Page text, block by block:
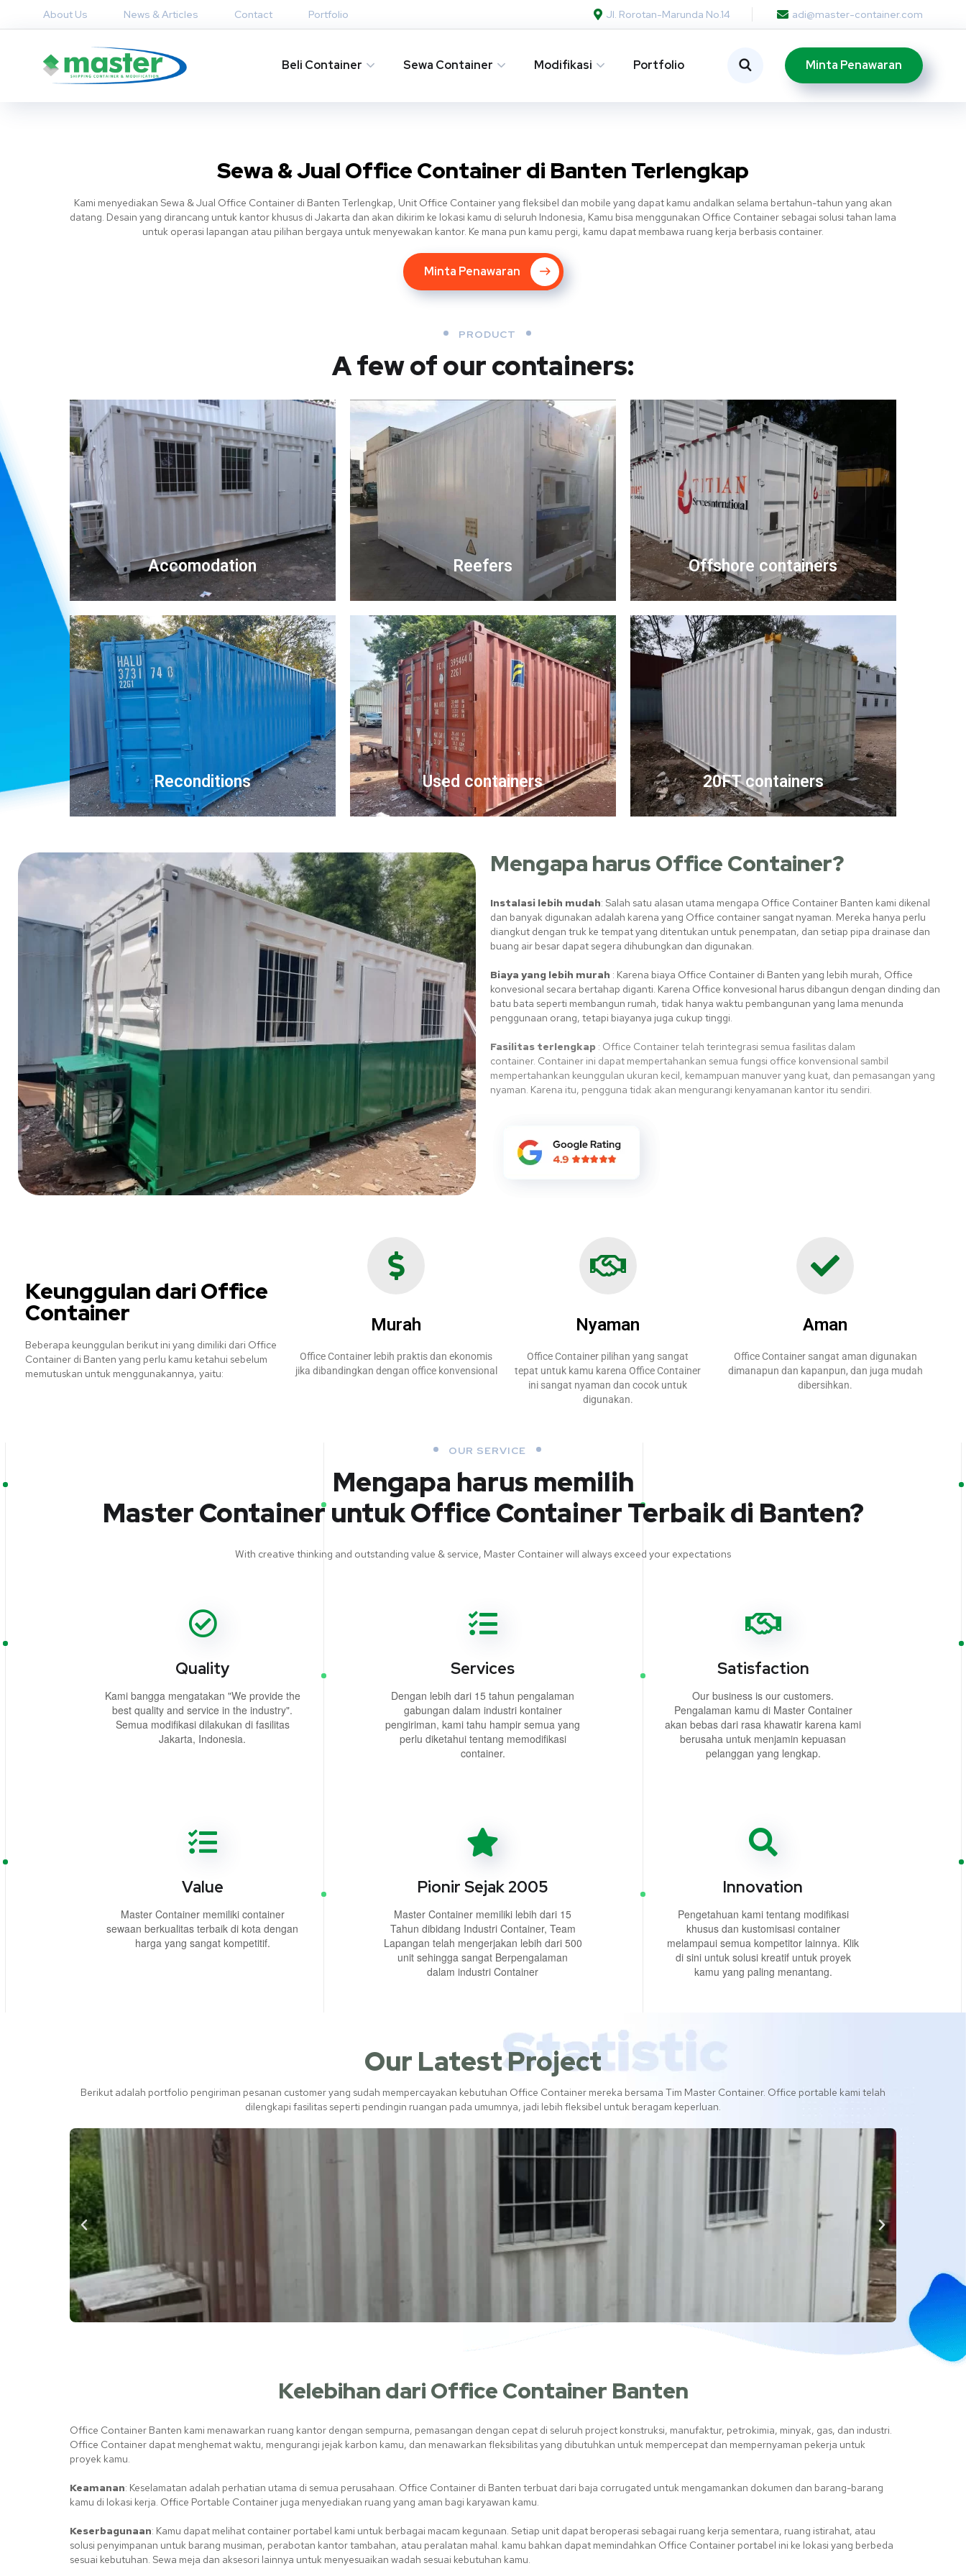
About Us News & Articles Contact Portfolio Jl. Rorotan-Marunda No.14 adi@master-container.com
Beli Container Sewa Container Modifikasi Portfolio Minta Penawaran
Sewa & Jual Office Container di Banten Terlengkap
Kami menyediakan Sewa & Jual Office Container di Banten Terlengkap, Unit Office Container yang fleksibel dan mobile yang dapat kamu andalkan selama bertahun-tahun yang akan
datang. Desain yang dirancang untuk kantor khusus di Jakarta dan akan dikirim ke lokasi kamu di seluruh Indonesia, Kamu bisa menggunakan Office Container sebagai solusi tahan lama
untuk operasi lapangan atau pilihan bergaya untuk menyewakan kantor. Ke mana pun kamu pergi, kamu dapat membawa ruang kerja berbasis container.
Minta Penawaran
PRODUCT
A few of our containers:
Accomodation
Reconditions
Reefers
Used containers
Offshore containers
20FT containers
Mengapa harus Office Container?
Instalasi lebih mudah: Salah satu alasan utama mengapa Office Container Banten kami dikenal
dan banyak digunakan adalah karena yang Office container sangat nyaman. Mereka hanya perlu
diangkut dengan truk ke tempat yang ditentukan untuk penempatan, dan setiap pipa drainase dan
buang air besar dapat segera dihubungkan dan digunakan.
Biaya yang lebih murah : Karena biaya Office Container di Banten yang lebih murah, Office
konvesional secara bertahap diganti. Karena Office konvesional harus dibangun dengan dinding dan
batu bata seperti membangun rumah, tidak hanya waktu pembangunan yang lama menunda
penggunaan orang, tetapi biayanya juga cukup tinggi.
Fasilitas terlengkap : Office Container telah terintegrasi semua fasilitas dalam
container. Container ini dapat mempertahankan semua fungsi office konvensional sambil
mempertahankan keunggulan ukuran kecil, kemampuan manuver yang kuat, dan pemasangan yang
nyaman. Karena itu, pengguna tidak akan mengurangi kenyamanan kantor itu sendiri.
Keunggulan dari Office
Container
Beberapa keunggulan berikut ini yang dimiliki dari Office
Container di Banten yang perlu kamu ketahui sebelum
memutuskan untuk menggunakannya, yaitu:
Murah
Office Container lebih praktis dan ekonomis
jika dibandingkan dengan office konvensional
Nyaman
Office Container pilihan yang sangat
tepat untuk kamu karena Office Container
ini sangat nyaman dan cocok untuk
digunakan.
Aman
Office Container sangat aman digunakan
dimanapun dan kapanpun, dan juga mudah
dibersihkan.
OUR SERVICE
Mengapa harus memilih
Master Container untuk Office Container Terbaik di Banten?
With creative thinking and outstanding value & service, Master Container will always exceed your expectations
Quality
Kami bangga mengatakan "We provide the
best quality and service in the industry".
Semua modifikasi dilakukan di fasilitas
Jakarta, Indonesia.
Services
Dengan lebih dari 15 tahun pengalaman
gabungan dalam industri kontainer
pengiriman, kami tahu hampir semua yang
perlu diketahui tentang memodifikasi
container.
Satisfaction
Our business is our customers.
Pengalaman kamu di Master Container
akan bebas dari rasa khawatir karena kami
berusaha untuk menjamin kepuasan
pelanggan yang lengkap.
Value
Master Container memiliki container
sewaan berkualitas terbaik di kota dengan
harga yang sangat kompetitif.
Pionir Sejak 2005
Master Container memiliki lebih dari 15
Tahun dibidang Industri Container, Team
Lapangan telah mengerjakan lebih dari 500
unit sehingga sangat Berpengalaman
dalam industri Container
Innovation
Pengetahuan kami tentang modifikasi
khusus dan kustomisasi container
melampaui semua kompetitor lainnya. Klik
di sini untuk solusi kreatif untuk proyek
kamu yang paling menantang.
Our Latest Project
Berikut adalah portfolio pengiriman pesanan customer yang sudah mempercayakan kebutuhan Office Container mereka bersama Tim Master Container. Office portable kami telah
dilengkapi fasilitas seperti pendingin ruangan pada umumnya, jadi lebih fleksibel untuk beragam keperluan.
Kelebihan dari Office Container Banten
Office Container Banten kami menawarkan ruang kantor dengan sempurna, pemasangan dengan cepat di seluruh project konstruksi, manufaktur, petrokimia, minyak, gas, dan industri.
Office Container dapat menghemat waktu, mengurangi jejak karbon kamu, dan menawarkan fleksibilitas yang dibutuhkan untuk mempercepat dan mempernyaman pekerja untuk
proyek kamu.
Keamanan: Keselamatan adalah perhatian utama di semua perusahaan. Office Container di Banten terbuat dari baja corrugated untuk mengamankan dokumen dan barang-barang
kamu di lokasi kerja. Office Portable Container juga menyediakan ruang yang aman bagi karyawan kamu.
Keserbagunaan: Kamu dapat melihat container portabel kami untuk berbagai macam kegunaan. Setiap unit dapat beroperasi sebagai ruang kerja sementara, ruang istirahat, atau
solusi penyimpanan untuk barang musiman, perabotan kantor tambahan, atau peralatan mahal. kamu bahkan dapat memindahkan Office Container portabel ini ke lokasi yang berbeda
sesuai kebutuhan. Sewa meja dan aksesori lainnya untuk menyesuaikan wadah sesuai kebutuhan kamu.